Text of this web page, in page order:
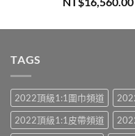
滿分 5
TAGS
2022頂級1:1圍巾頻道
2022頂級1:1皮帶頻道